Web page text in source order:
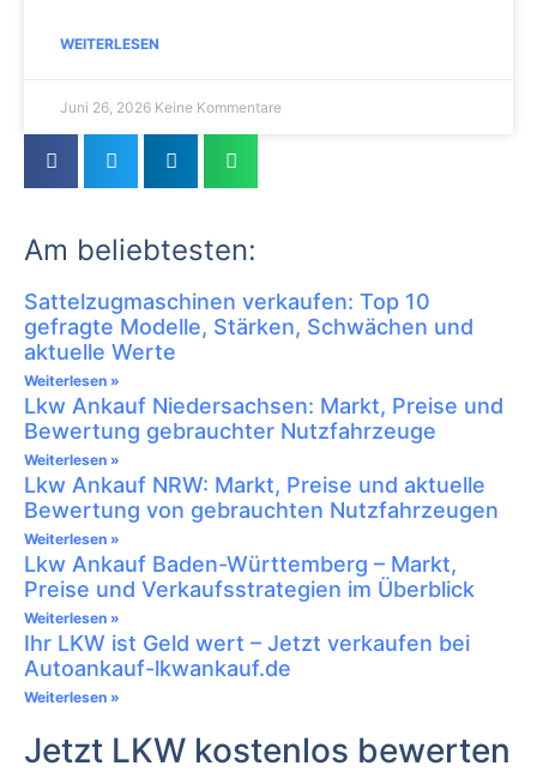
WEITERLESEN
Juni 26, 2026 Keine Kommentare
Am beliebtesten:
Sattelzugmaschinen verkaufen: Top 10
gefragte Modelle, Stärken, Schwächen und
aktuelle Werte
Weiterlesen »
Lkw Ankauf Niedersachsen: Markt, Preise und
Bewertung gebrauchter Nutzfahrzeuge
Weiterlesen »
Lkw Ankauf NRW: Markt, Preise und aktuelle
Bewertung von gebrauchten Nutzfahrzeugen
Weiterlesen »
Lkw Ankauf Baden-Württemberg – Markt,
Preise und Verkaufsstrategien im Überblick
Weiterlesen »
Ihr LKW ist Geld wert – Jetzt verkaufen bei
Autoankauf-lkwankauf.de
Weiterlesen »
Jetzt LKW kostenlos bewerten